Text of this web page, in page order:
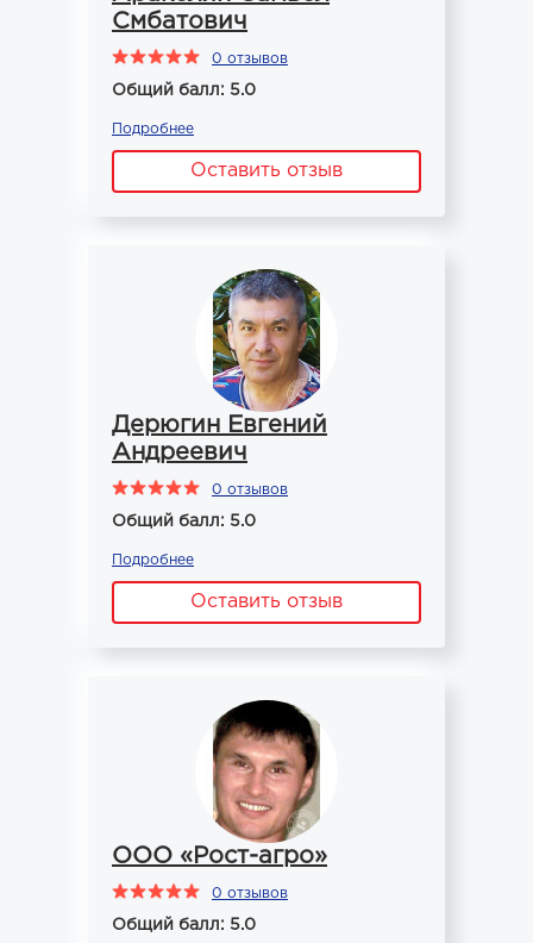
Смбатович
0 отзывов
Общий балл: 5.0
Подробнее
Оставить отзыв
Дерюгин Евгений
Андреевич
0 отзывов
Общий балл: 5.0
Подробнее
Оставить отзыв
ООО «Рост-агро»
0 отзывов
Общий балл: 5.0